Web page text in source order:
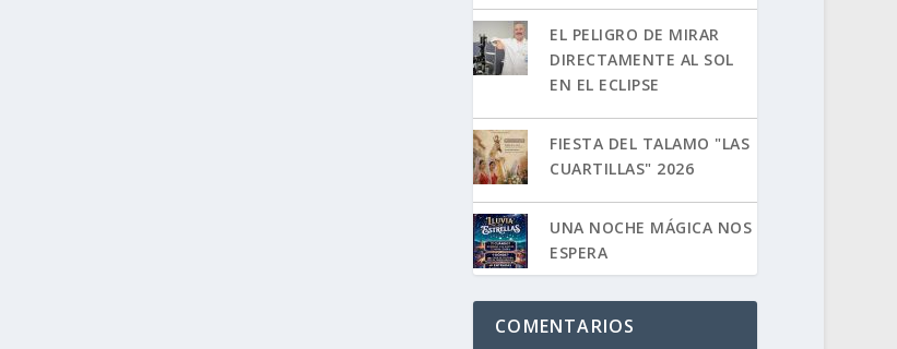
EL PELIGRO DE MIRAR
DIRECTAMENTE AL SOL
EN EL ECLIPSE
FIESTA DEL TALAMO "LAS
CUARTILLAS" 2026
UNA NOCHE MÁGICA NOS
ESPERA
COMENTARIOS